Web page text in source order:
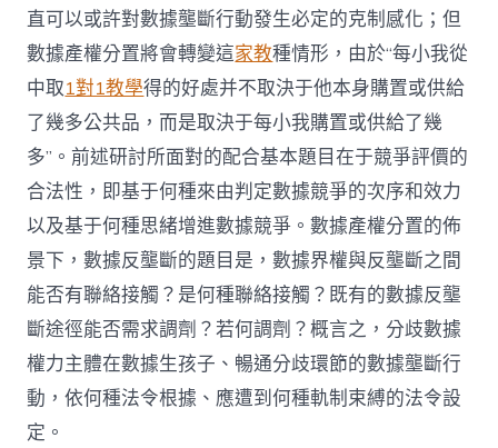
直可以或許對數據壟斷行動發生必定的克制感化；但
數據產權分置將會轉變這家教種情形，由於“每小我從
中取1對1教學得的好處并不取決于他本身購置或供給
了幾多公共品，而是取決于每小我購置或供給了幾
多”。前述研討所面對的配合基本題目在于競爭評價的
合法性，即基于何種來由判定數據競爭的次序和效力
以及基于何種思緒增進數據競爭。數據產權分置的佈
景下，數據反壟斷的題目是，數據界權與反壟斷之間
能否有聯絡接觸？是何種聯絡接觸？既有的數據反壟
斷途徑能否需求調劑？若何調劑？概言之，分歧數據
權力主體在數據生孩子、暢通分歧環節的數據壟斷行
動，依何種法令根據、應遭到何種軌制束縛的法令設
定。